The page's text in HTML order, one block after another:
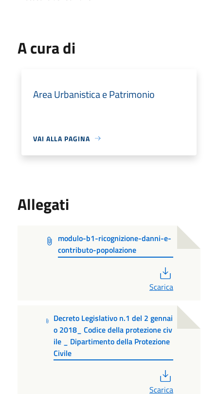
A cura di
Area Urbanistica e Patrimonio
VAI ALLA PAGINA
Allegati
modulo-b1-ricognizione-danni-e-
contributo-popolazione
Scarica
Decreto Legislativo n.1 del 2 gennai
o 2018_ Codice della protezione civ
ile _ Dipartimento della Protezione
Civile
Scarica